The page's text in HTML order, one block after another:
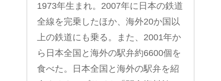
1973年生まれ。2007年に日本の鉄道
全線を完乗したほか、海外20か国以
上の鉄道にも乗る。また、2001年か
ら日本全国と海外の駅弁約6600個を
食べた。日本全国と海外の駅弁を紹